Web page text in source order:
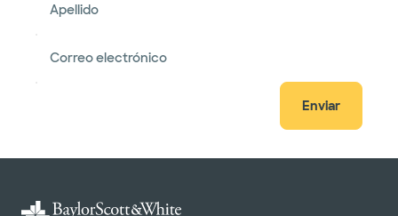
Apellido
Correo electrónico
Enviar